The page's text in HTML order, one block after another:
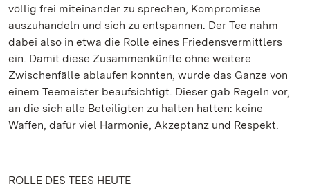
völlig frei miteinander zu sprechen, Kompromisse
auszuhandeln und sich zu entspannen. Der Tee nahm
dabei also in etwa die Rolle eines Friedensvermittlers
ein. Damit diese Zusammenkünfte ohne weitere
Zwischenfälle ablaufen konnten, wurde das Ganze von
einem Teemeister beaufsichtigt. Dieser gab Regeln vor,
an die sich alle Beteiligten zu halten hatten: keine
Waffen, dafür viel Harmonie, Akzeptanz und Respekt.
ROLLE DES TEES HEUTE